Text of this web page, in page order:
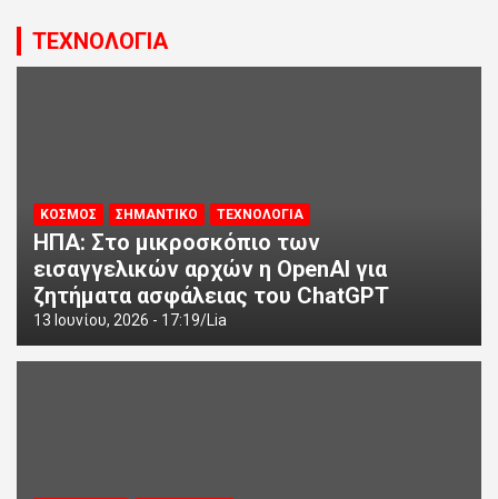
ΤΕΧΝΟΛΟΓΙΑ
ΚΟΣΜΟΣ ΣΗΜΑΝΤΙΚΟ ΤΕΧΝΟΛΟΓΙΑ
ΗΠΑ: Στο μικροσκόπιο των
εισαγγελικών αρχών η OpenAI για
ζητήματα ασφάλειας του ChatGPT
13 Ιουνίου, 2026 - 17:19 Lia